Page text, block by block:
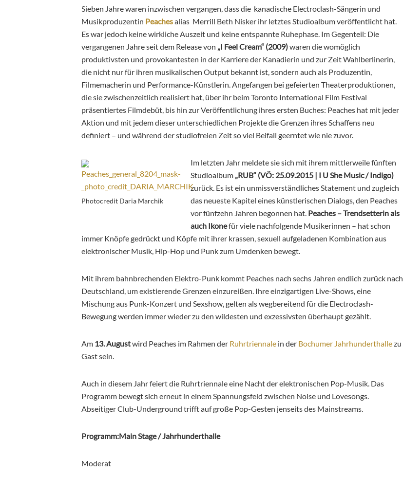
Sieben Jahre waren inzwischen vergangen, dass die kanadische Electroclash-Sängerin und
Musikproduzentin Peachesalias Merrill Beth Nisker ihr letztes Studioalbum veröffentlicht hat.
Es war jedoch keine wirkliche Auszeit und keine entspannte Ruhephase. Im Gegenteil: Die
vergangenen Jahre seit dem Release von „I Feel Cream“ (2009)waren die womöglich
produktivsten und provokantesten in der Karriere der Kanadierin und zur Zeit Wahlberlinerin,
die nicht nur für ihren musikalischen Output bekannt ist, sondern auch als Produzentin,
Filmemacherin und Performance-Künstlerin. Angefangen bei gefeierten Theaterproduktionen,
die sie zwischenzeitlich realisiert hat, über ihr beim Toronto International Film Festival
präsentiertes Filmdebüt, bis hin zur Veröffentlichung ihres ersten Buches: Peaches hat mit jeder
Aktion und mit jedem dieser unterschiedlichen Projekte die Grenzen ihres Schaffens neu
definiert – und während der studiofreien Zeit so viel Beifall geerntet wie nie zuvor.
Photocredit Daria Marchik
Im letzten Jahr meldete sie sich mit ihrem mittlerweile fünften
Studioalbum „RUB“ (VÖ: 25.09.2015 | I U She Music / Indigo)
zurück. Es ist ein unmissverständliches Statement und zugleich
das neueste Kapitel eines künstlerischen Dialogs, den Peaches
vor fünfzehn Jahren begonnen hat. Peaches – Trendsetterin als
auch Ikonefür viele nachfolgende Musikerinnen – hat schon
immer Knöpfe gedrückt und Köpfe mit ihrer krassen, sexuell aufgeladenen Kombination aus
elektronischer Musik, Hip-Hop und Punk zum Umdenken bewegt.
Mit ihrem bahnbrechenden Elektro-Punk kommt Peaches nach sechs Jahren endlich zurück nach
Deutschland, um existierende Grenzen einzureißen. Ihre einzigartigen Live-Shows, eine
Mischung aus Punk-Konzert und Sexshow, gelten als wegbereitend für die Electroclash-
Bewegung werden immer wieder zu den wildesten und exzessivsten überhaupt gezählt.
Am 13. Augustwird Peaches im Rahmen der Ruhrtriennale in der Bochumer Jahrhunderthallezu
Gast sein.
Auch in diesem Jahr feiert die Ruhrtriennale eine Nacht der elektronischen Pop-Musik. Das
Programm bewegt sich erneut in einem Spannungsfeld zwischen Noise und Lovesongs.
Abseitiger Club-Underground trifft auf große Pop-Gesten jenseits des Mainstreams.
Programm:Main Stage / Jahrhunderthalle
Moderat